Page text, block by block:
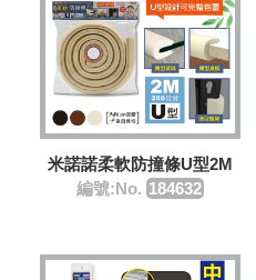
米諾諾柔軟防撞條U型2M
編號:No. 184632